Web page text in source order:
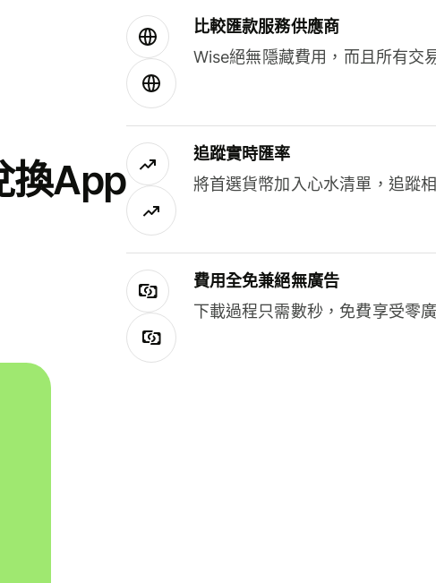
換App
比較匯款服務供應商
Wise絕無隱藏費用，而且所有交
追蹤實時匯率
將首選貨幣加入心水清單，追蹤
費用全免兼絕無廣告
下載過程只需數秒，免費享受零